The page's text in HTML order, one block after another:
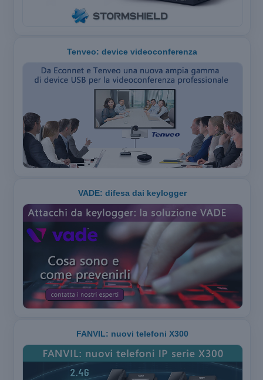
Tenveo: device videoconferenza
VADE: difesa dai keylogger
FANVIL: nuovi telefoni X300